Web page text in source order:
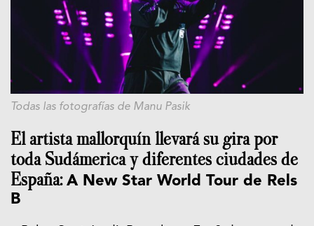
Todas las fotografías de Manu Pasik
El artista mallorquín llevará su gira por
toda Sudámerica y diferentes ciudades de
España: